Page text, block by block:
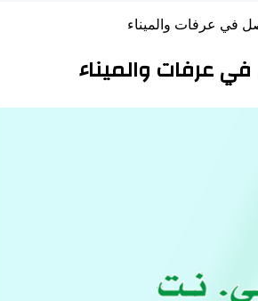
في عرفات والميناء
عرفات والميناء